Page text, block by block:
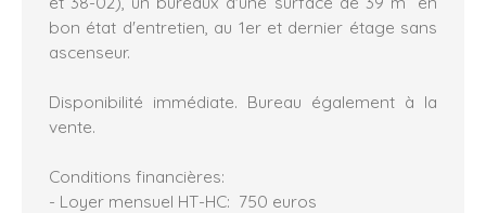
bon état d'entretien, au 1er et dernier étage sans
ascenseur.
Disponibilité immédiate. Bureau également à la
vente.
Conditions financières:
- Loyer mensuel HT-HC: 750 euros